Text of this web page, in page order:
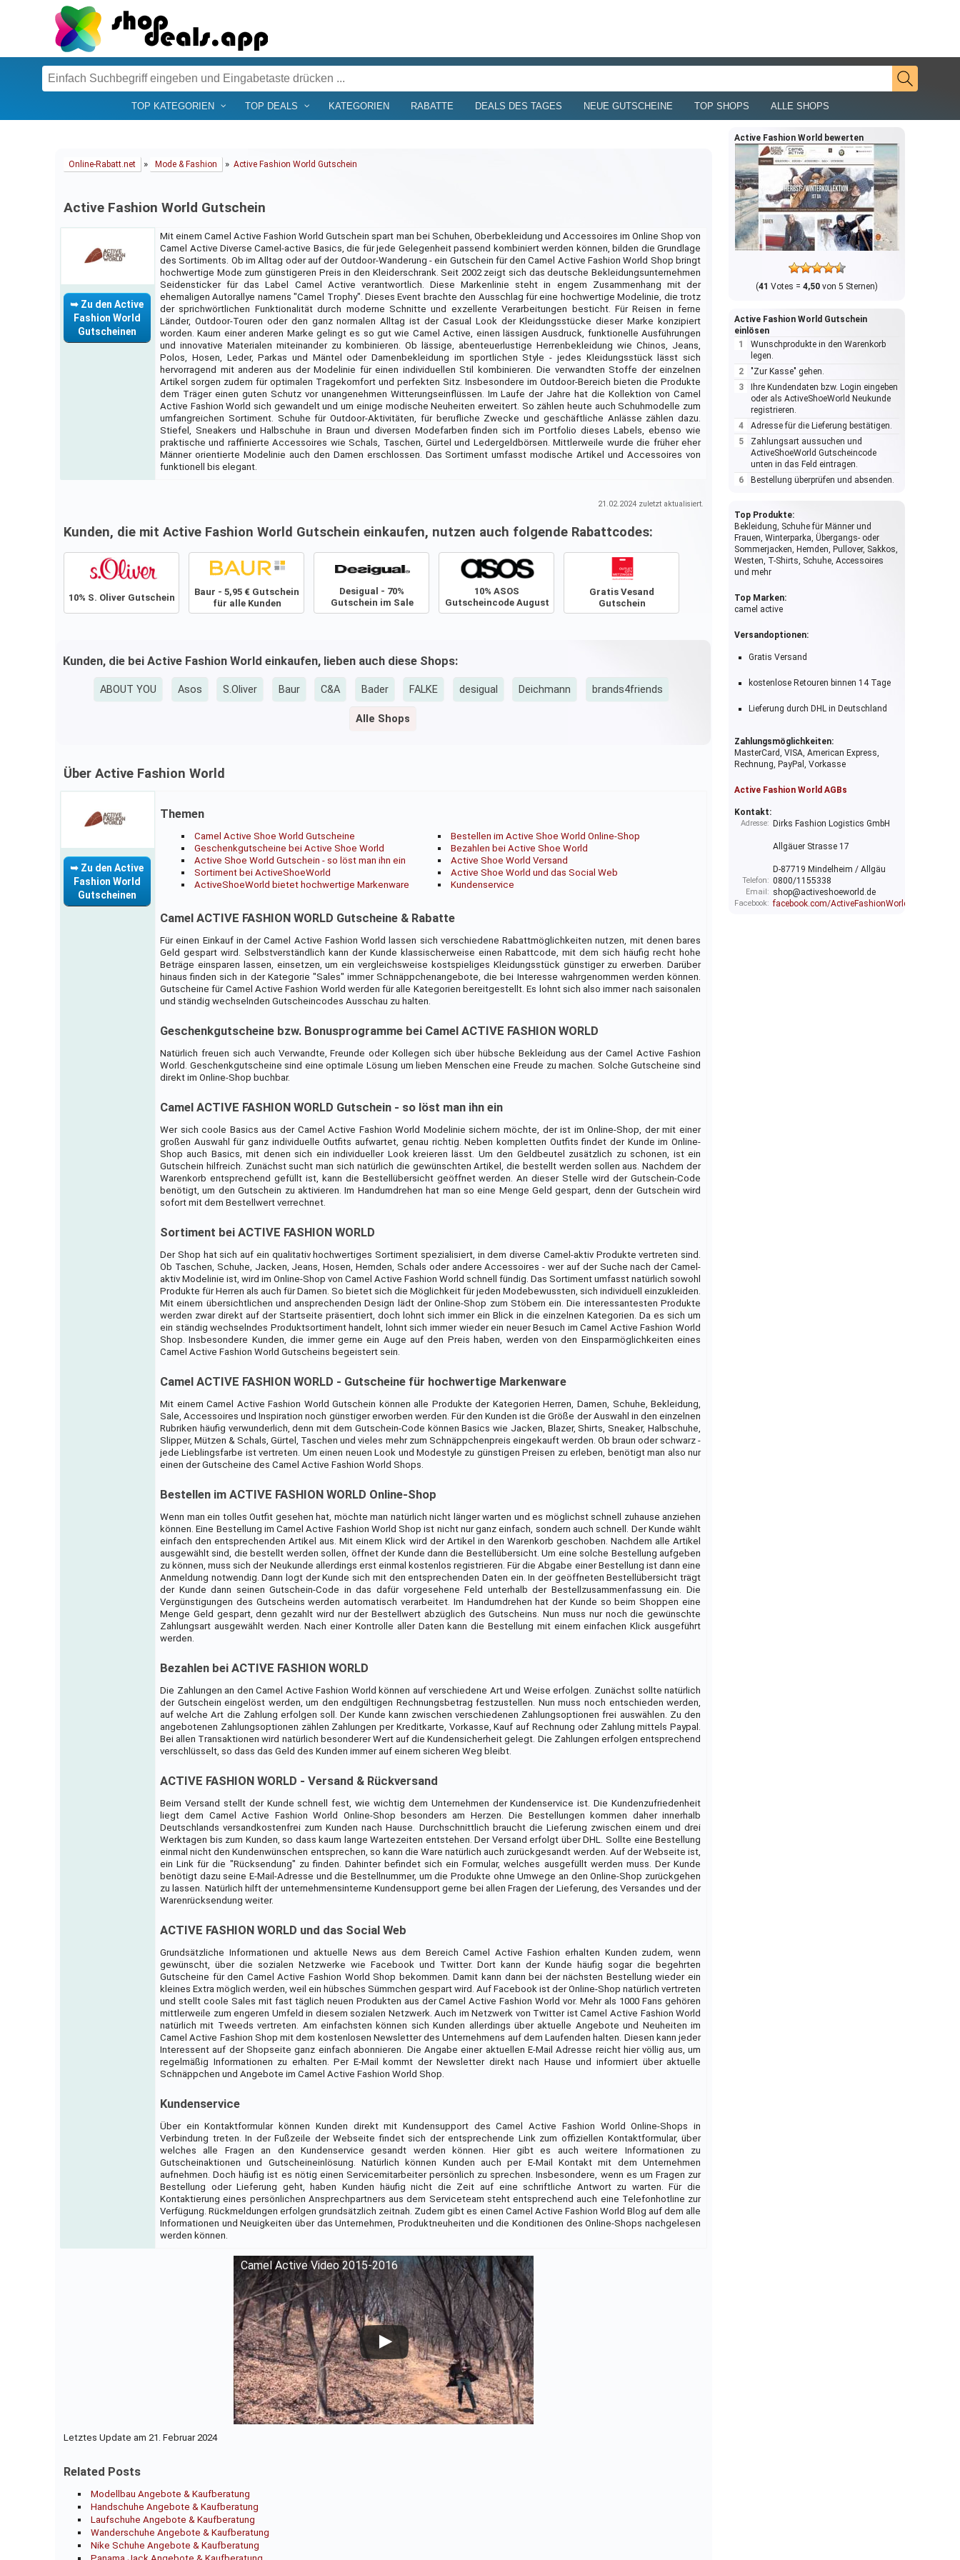
TOP KATEGORIEN TOP DEALS KATEGORIEN RABATTE DEALS DES TAGES NEUE GUTSCHEINE TOP SHOPS ALLE SHOPS
Online-Rabatt.net » Mode & Fashion » Active Fashion World Gutschein
Active Fashion World Gutschein
➥ Zu den Active
Fashion World
Gutscheinen
Mit einem Camel Active Fashion World Gutschein spart man bei Schuhen, Oberbekleidung und Accessoires im Online Shop von
Camel Active Diverse Camel-active Basics, die für jede Gelegenheit passend kombiniert werden können, bilden die Grundlage
des Sortiments. Ob im Alltag oder auf der Outdoor-Wanderung - ein Gutschein für den Camel Active Fashion World Shop bringt
hochwertige Mode zum günstigeren Preis in den Kleiderschrank. Seit 2002 zeigt sich das deutsche Bekleidungsunternehmen
Seidensticker für das Label Camel Active verantwortlich. Diese Markenlinie steht in engem Zusammenhang mit der
ehemaligen Autorallye namens "Camel Trophy". Dieses Event brachte den Ausschlag für eine hochwertige Modelinie, die trotz
der sprichwörtlichen Funktionalität durch moderne Schnitte und exzellente Verarbeitungen besticht. Für Reisen in ferne
Länder, Outdoor-Touren oder den ganz normalen Alltag ist der Casual Look der Kleidungsstücke dieser Marke konzipiert
worden. Kaum einer anderen Marke gelingt es so gut wie Camel Active, einen lässigen Ausdruck, funktionelle Ausführungen
und innovative Materialen miteinander zu kombinieren. Ob lässige, abenteuerlustige Herrenbekleidung wie Chinos, Jeans,
Polos, Hosen, Leder, Parkas und Mäntel oder Damenbekleidung im sportlichen Style - jedes Kleidungsstück lässt sich
hervorragend mit anderen aus der Modelinie für einen individuellen Stil kombinieren. Die verwandten Stoffe der einzelnen
Artikel sorgen zudem für optimalen Tragekomfort und perfekten Sitz. Insbesondere im Outdoor-Bereich bieten die Produkte
dem Träger einen guten Schutz vor unangenehmen Witterungseinflüssen. Im Laufe der Jahre hat die Kollektion von Camel
Active Fashion World sich gewandelt und um einige modische Neuheiten erweitert. So zählen heute auch Schuhmodelle zum
umfangreichen Sortiment. Schuhe für Outdoor-Aktivitäten, für berufliche Zwecke und geschäftliche Anlässe zählen dazu.
Stiefel, Sneakers und Halbschuhe in Braun und diversen Modefarben finden sich im Portfolio dieses Labels, ebenso wie
praktische und raffinierte Accessoires wie Schals, Taschen, Gürtel und Ledergeldbörsen. Mittlerweile wurde die früher eher
Männer orientierte Modelinie auch den Damen erschlossen. Das Sortiment umfasst modische Artikel und Accessoires von
funktionell bis elegant.
21.02.2024 zuletzt aktualisiert.
Kunden, die mit Active Fashion World Gutschein einkaufen, nutzen auch folgende Rabattcodes:
10% S. Oliver Gutschein
Baur - 5,95 € Gutschein
für alle Kunden
Desigual - 70%
Gutschein im Sale
August 2026
10% ASOS
Gutscheincode August
2026
Gratis Vesand
Gutschein
Kunden, die bei Active Fashion World einkaufen, lieben auch diese Shops:
ABOUT YOU Asos S.Oliver Baur C&A Bader FALKE desigual Deichmann brands4friends
Alle Shops
Über Active Fashion World
➥ Zu den Active
Fashion World
Gutscheinen
Themen
Camel Active Shoe World Gutscheine
Geschenkgutscheine bei Active Shoe World
Active Shoe World Gutschein - so löst man ihn ein
Sortiment bei ActiveShoeWorld
ActiveShoeWorld bietet hochwertige Markenware
Bestellen im Active Shoe World Online-Shop
Bezahlen bei Active Shoe World
Active Shoe World Versand
Active Shoe World und das Social Web
Kundenservice
Camel ACTIVE FASHION WORLD Gutscheine & Rabatte
Für einen Einkauf in der Camel Active Fashion World lassen sich verschiedene Rabattmöglichkeiten nutzen, mit denen bares
Geld gespart wird. Selbstverständlich kann der Kunde klassischerweise einen Rabattcode, mit dem sich häufig recht hohe
Beträge einsparen lassen, einsetzen, um ein vergleichsweise kostspieliges Kleidungsstück günstiger zu erwerben. Darüber
hinaus finden sich in der Kategorie "Sales" immer Schnäppchenangebote, die bei Interesse wahrgenommen werden können.
Gutscheine für Camel Active Fashion World werden für alle Kategorien bereitgestellt. Es lohnt sich also immer nach saisonalen
und ständig wechselnden Gutscheincodes Ausschau zu halten.
Geschenkgutscheine bzw. Bonusprogramme bei Camel ACTIVE FASHION WORLD
Natürlich freuen sich auch Verwandte, Freunde oder Kollegen sich über hübsche Bekleidung aus der Camel Active Fashion
World. Geschenkgutscheine sind eine optimale Lösung um lieben Menschen eine Freude zu machen. Solche Gutscheine sind
direkt im Online-Shop buchbar.
Camel ACTIVE FASHION WORLD Gutschein - so löst man ihn ein
Wer sich coole Basics aus der Camel Active Fashion World Modelinie sichern möchte, der ist im Online-Shop, der mit einer
großen Auswahl für ganz individuelle Outfits aufwartet, genau richtig. Neben kompletten Outfits findet der Kunde im Online-
Shop auch Basics, mit denen sich ein individueller Look kreieren lässt. Um den Geldbeutel zusätzlich zu schonen, ist ein
Gutschein hilfreich. Zunächst sucht man sich natürlich die gewünschten Artikel, die bestellt werden sollen aus. Nachdem der
Warenkorb entsprechend gefüllt ist, kann die Bestellübersicht geöffnet werden. An dieser Stelle wird der Gutschein-Code
benötigt, um den Gutschein zu aktivieren. Im Handumdrehen hat man so eine Menge Geld gespart, denn der Gutschein wird
sofort mit dem Bestellwert verrechnet.
Sortiment bei ACTIVE FASHION WORLD
Der Shop hat sich auf ein qualitativ hochwertiges Sortiment spezialisiert, in dem diverse Camel-aktiv Produkte vertreten sind.
Ob Taschen, Schuhe, Jacken, Jeans, Hosen, Hemden, Schals oder andere Accessoires - wer auf der Suche nach der Camel-
aktiv Modelinie ist, wird im Online-Shop von Camel Active Fashion World schnell fündig. Das Sortiment umfasst natürlich sowohl
Produkte für Herren als auch für Damen. So bietet sich die Möglichkeit für jeden Modebewussten, sich individuell einzukleiden.
Mit einem übersichtlichen und ansprechenden Design lädt der Online-Shop zum Stöbern ein. Die interessantesten Produkte
werden zwar direkt auf der Startseite präsentiert, doch lohnt sich immer ein Blick in die einzelnen Kategorien. Da es sich um
ein ständig wechselndes Produktsortiment handelt, lohnt sich immer wieder ein neuer Besuch im Camel Active Fashion World
Shop. Insbesondere Kunden, die immer gerne ein Auge auf den Preis haben, werden von den Einsparmöglichkeiten eines
Camel Active Fashion World Gutscheins begeistert sein.
Camel ACTIVE FASHION WORLD - Gutscheine für hochwertige Markenware
Mit einem Camel Active Fashion World Gutschein können alle Produkte der Kategorien Herren, Damen, Schuhe, Bekleidung,
Sale, Accessoires und Inspiration noch günstiger erworben werden. Für den Kunden ist die Größe der Auswahl in den einzelnen
Rubriken häufig verwunderlich, denn mit dem Gutschein-Code können Basics wie Jacken, Blazer, Shirts, Sneaker, Halbschuhe,
Slipper, Mützen & Schals, Gürtel, Taschen und vieles mehr zum Schnäppchenpreis eingekauft werden. Ob braun oder schwarz -
jede Lieblingsfarbe ist vertreten. Um einen neuen Look und Modestyle zu günstigen Preisen zu erleben, benötigt man also nur
einen der Gutscheine des Camel Active Fashion World Shops.
Bestellen im ACTIVE FASHION WORLD Online-Shop
Wenn man ein tolles Outfit gesehen hat, möchte man natürlich nicht länger warten und es möglichst schnell zuhause anziehen
können. Eine Bestellung im Camel Active Fashion World Shop ist nicht nur ganz einfach, sondern auch schnell. Der Kunde wählt
einfach den entsprechenden Artikel aus. Mit einem Klick wird der Artikel in den Warenkorb geschoben. Nachdem alle Artikel
ausgewählt sind, die bestellt werden sollen, öffnet der Kunde dann die Bestellübersicht. Um eine solche Bestellung aufgeben
zu können, muss sich der Neukunde allerdings erst einmal kostenlos registrieren. Für die Abgabe einer Bestellung ist dann eine
Anmeldung notwendig. Dann logt der Kunde sich mit den entsprechenden Daten ein. In der geöffneten Bestellübersicht trägt
der Kunde dann seinen Gutschein-Code in das dafür vorgesehene Feld unterhalb der Bestellzusammenfassung ein. Die
Vergünstigungen des Gutscheins werden automatisch verarbeitet. Im Handumdrehen hat der Kunde so beim Shoppen eine
Menge Geld gespart, denn gezahlt wird nur der Bestellwert abzüglich des Gutscheins. Nun muss nur noch die gewünschte
Zahlungsart ausgewählt werden. Nach einer Kontrolle aller Daten kann die Bestellung mit einem einfachen Klick ausgeführt
werden.
Bezahlen bei ACTIVE FASHION WORLD
Die Zahlungen an den Camel Active Fashion World können auf verschiedene Art und Weise erfolgen. Zunächst sollte natürlich
der Gutschein eingelöst werden, um den endgültigen Rechnungsbetrag festzustellen. Nun muss noch entschieden werden,
auf welche Art die Zahlung erfolgen soll. Der Kunde kann zwischen verschiedenen Zahlungsoptionen frei auswählen. Zu den
angebotenen Zahlungsoptionen zählen Zahlungen per Kreditkarte, Vorkasse, Kauf auf Rechnung oder Zahlung mittels Paypal.
Bei allen Transaktionen wird natürlich besonderer Wert auf die Kundensicherheit gelegt. Die Zahlungen erfolgen entsprechend
verschlüsselt, so dass das Geld des Kunden immer auf einem sicheren Weg bleibt.
ACTIVE FASHION WORLD - Versand & Rückversand
Beim Versand stellt der Kunde schnell fest, wie wichtig dem Unternehmen der Kundenservice ist. Die Kundenzufriedenheit
liegt dem Camel Active Fashion World Online-Shop besonders am Herzen. Die Bestellungen kommen daher innerhalb
Deutschlands versandkostenfrei zum Kunden nach Hause. Durchschnittlich braucht die Lieferung zwischen einem und drei
Werktagen bis zum Kunden, so dass kaum lange Wartezeiten entstehen. Der Versand erfolgt über DHL. Sollte eine Bestellung
einmal nicht den Kundenwünschen entsprechen, so kann die Ware natürlich auch zurückgesandt werden. Auf der Webseite ist,
ein Link für die "Rücksendung" zu finden. Dahinter befindet sich ein Formular, welches ausgefüllt werden muss. Der Kunde
benötigt dazu seine E-Mail-Adresse und die Bestellnummer, um die Produkte ohne Umwege an den Online-Shop zurückgehen
zu lassen. Natürlich hilft der unternehmensinterne Kundensupport gerne bei allen Fragen der Lieferung, des Versandes und der
Warenrücksendung weiter.
ACTIVE FASHION WORLD und das Social Web
Grundsätzliche Informationen und aktuelle News aus dem Bereich Camel Active Fashion erhalten Kunden zudem, wenn
gewünscht, über die sozialen Netzwerke wie Facebook und Twitter. Dort kann der Kunde häufig sogar die begehrten
Gutscheine für den Camel Active Fashion World Shop bekommen. Damit kann dann bei der nächsten Bestellung wieder ein
kleines Extra möglich werden, weil ein hübsches Sümmchen gespart wird. Auf Facebook ist der Online-Shop natürlich vertreten
und stellt coole Sales mit fast täglich neuen Produkten aus der Camel Active Fashion World vor. Mehr als 1000 Fans gehören
mittlerweile zum engeren Umfeld in diesem sozialen Netzwerk. Auch im Netzwerk von Twitter ist Camel Active Fashion World
natürlich mit Tweeds vertreten. Am einfachsten können sich Kunden allerdings über aktuelle Angebote und Neuheiten im
Camel Active Fashion Shop mit dem kostenlosen Newsletter des Unternehmens auf dem Laufenden halten. Diesen kann jeder
Interessent auf der Shopseite ganz einfach abonnieren. Die Angabe einer aktuellen E-Mail Adresse reicht hier völlig aus, um
regelmäßig Informationen zu erhalten. Per E-Mail kommt der Newsletter direkt nach Hause und informiert über aktuelle
Schnäppchen und Angebote im Camel Active Fashion World Shop.
Kundenservice
Über ein Kontaktformular können Kunden direkt mit Kundensupport des Camel Active Fashion World Online-Shops in
Verbindung treten. In der Fußzeile der Webseite findet sich der entsprechende Link zum offiziellen Kontaktformular, über
welches alle Fragen an den Kundenservice gesandt werden können. Hier gibt es auch weitere Informationen zu
Gutscheinaktionen und Gutscheineinlösung. Natürlich können Kunden auch per E-Mail Kontakt mit dem Unternehmen
aufnehmen. Doch häufig ist es nötig einen Servicemitarbeiter persönlich zu sprechen. Insbesondere, wenn es um Fragen zur
Bestellung oder Lieferung geht, haben Kunden häufig nicht die Zeit auf eine schriftliche Antwort zu warten. Für die
Kontaktierung eines persönlichen Ansprechpartners aus dem Serviceteam steht entsprechend auch eine Telefonhotline zur
Verfügung. Rückmeldungen erfolgen grundsätzlich zeitnah. Zudem gibt es einen Camel Active Fashion World Blog auf dem alle
Informationen und Neuigkeiten über das Unternehmen, Produktneuheiten und die Konditionen des Online-Shops nachgelesen
werden können.
Camel Active Video 2015-2016
Letztes Update am 21. Februar 2024
Related Posts
Modellbau Angebote & Kaufberatung
Handschuhe Angebote & Kaufberatung
Laufschuhe Angebote & Kaufberatung
Wanderschuhe Angebote & Kaufberatung
Nike Schuhe Angebote & Kaufberatung
Active Fashion World bewerten
(41 Votes = 4,50 von 5 Sternen)
Active Fashion World Gutschein
einlösen
Wunschprodukte in den Warenkorb
legen.
"Zur Kasse" gehen.
Ihre Kundendaten bzw. Login eingeben
oder als ActiveShoeWorld Neukunde
registrieren.
Adresse für die Lieferung bestätigen.
Zahlungsart aussuchen und
ActiveShoeWorld Gutscheincode
unten in das Feld eintragen.
Bestellung überprüfen und absenden.
Top Produkte:
Bekleidung, Schuhe für Männer und
Frauen, Winterparka, Übergangs- oder
Sommerjacken, Hemden, Pullover, Sakkos,
Westen, T-Shirts, Schuhe, Accessoires
und mehr
Top Marken:
camel active
Versandoptionen:
Gratis Versand
kostenlose Retouren binnen 14 Tage
Lieferung durch DHL in Deutschland
Zahlungsmöglichkeiten:
MasterCard, VISA, American Express,
Rechnung, PayPal, Vorkasse
Active Fashion World AGBs
Kontakt:
Adresse: Dirks Fashion Logistics GmbH
Allgäuer Strasse 17
D-87719 Mindelheim / Allgäu
Telefon: 0800/1155338
Email: shop@activeshoeworld.de
Facebook: facebook.com/ActiveFashionWorld